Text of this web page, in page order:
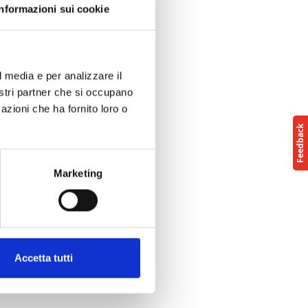
sui cookie
e per analizzare il
partner che si occupano
che ha fornito loro o
Marketing
Accetta tutti